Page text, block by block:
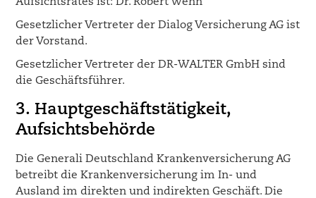
Gesetzlicher Vertreter der Dialog Versicherung AG ist
der Vorstand.
Gesetzlicher Vertreter der DR-WALTER GmbH sind
die Geschäftsführer.
3. Hauptgeschäftstätigkeit,
Aufsichtsbehörde
Die Generali Deutschland Krankenversicherung AG
betreibt die Krankenversicherung im In- und
Ausland im direkten und indirekten Geschäft. Die